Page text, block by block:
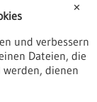
des
✕
und verbessern
Dateien, die
dienen